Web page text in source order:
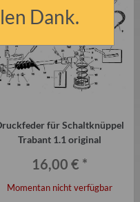
für Schaltknüppel
Trabant 1.1 original
16,00 € *
Momentan nicht verfügbar
Dank.